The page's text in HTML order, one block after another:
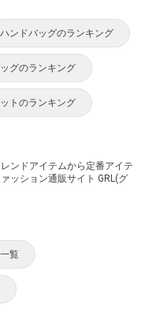
ハンドバッグのランキング
グのランキング
トのランキング
ンドアイテムから定番アイテ
ッション通販サイト GRL(グ
覧